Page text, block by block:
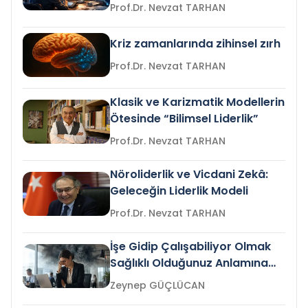
Prof.Dr. Nevzat TARHAN
Kriz zamanlarında zihinsel zırh
Prof.Dr. Nevzat TARHAN
Klasik ve Karizmatik Modellerin
Ötesinde “Bilimsel Liderlik”
Prof.Dr. Nevzat TARHAN
Nöroliderlik ve Vicdani Zekâ:
Geleceğin Liderlik Modeli
Prof.Dr. Nevzat TARHAN
İşe Gidip Çalışabiliyor Olmak
Sağlıklı Olduğunuz Anlamına
Gelir mi?Zeynep GÜÇLÜCAN